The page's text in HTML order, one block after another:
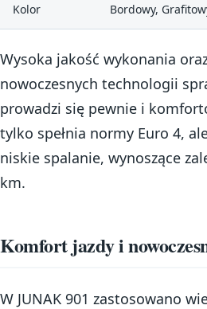
Kolor Bordowy,
Wysoka jakość wykonania
nowoczesnych technologii
prowadzi się pewnie i
tylko spełnia normy Euro 4,
niskie spalanie, wynoszące
km.
Komfort jazdy i
W JUNAK 901 zastosowano